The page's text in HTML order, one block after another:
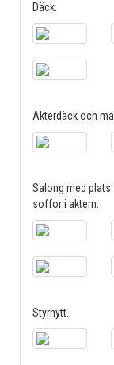
Däck.
Akterdäck och
Salong med
soffor i aktern.
Styrhytt.